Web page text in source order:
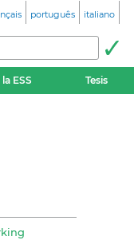
português italiano
ESS Tesis